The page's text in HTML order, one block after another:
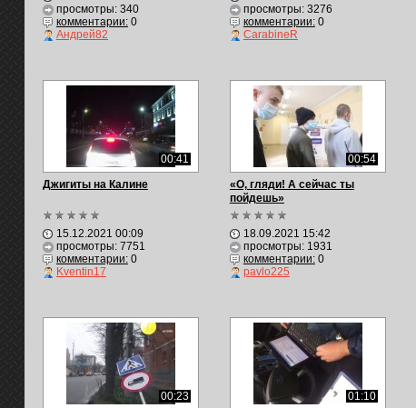
просмотры: 340
комментарии:0
Андрей82
просмотры: 3276
комментарии:0
CarabineR
00:41
Джигиты на Калине
15.12.2021 00:09
просмотры: 7751
комментарии:0
Kventin17
00:54
«О, гляди! А сейчас ты
пойдешь»
18.09.2021 15:42
просмотры: 1931
комментарии:0
pavlo225
00:23
01:10